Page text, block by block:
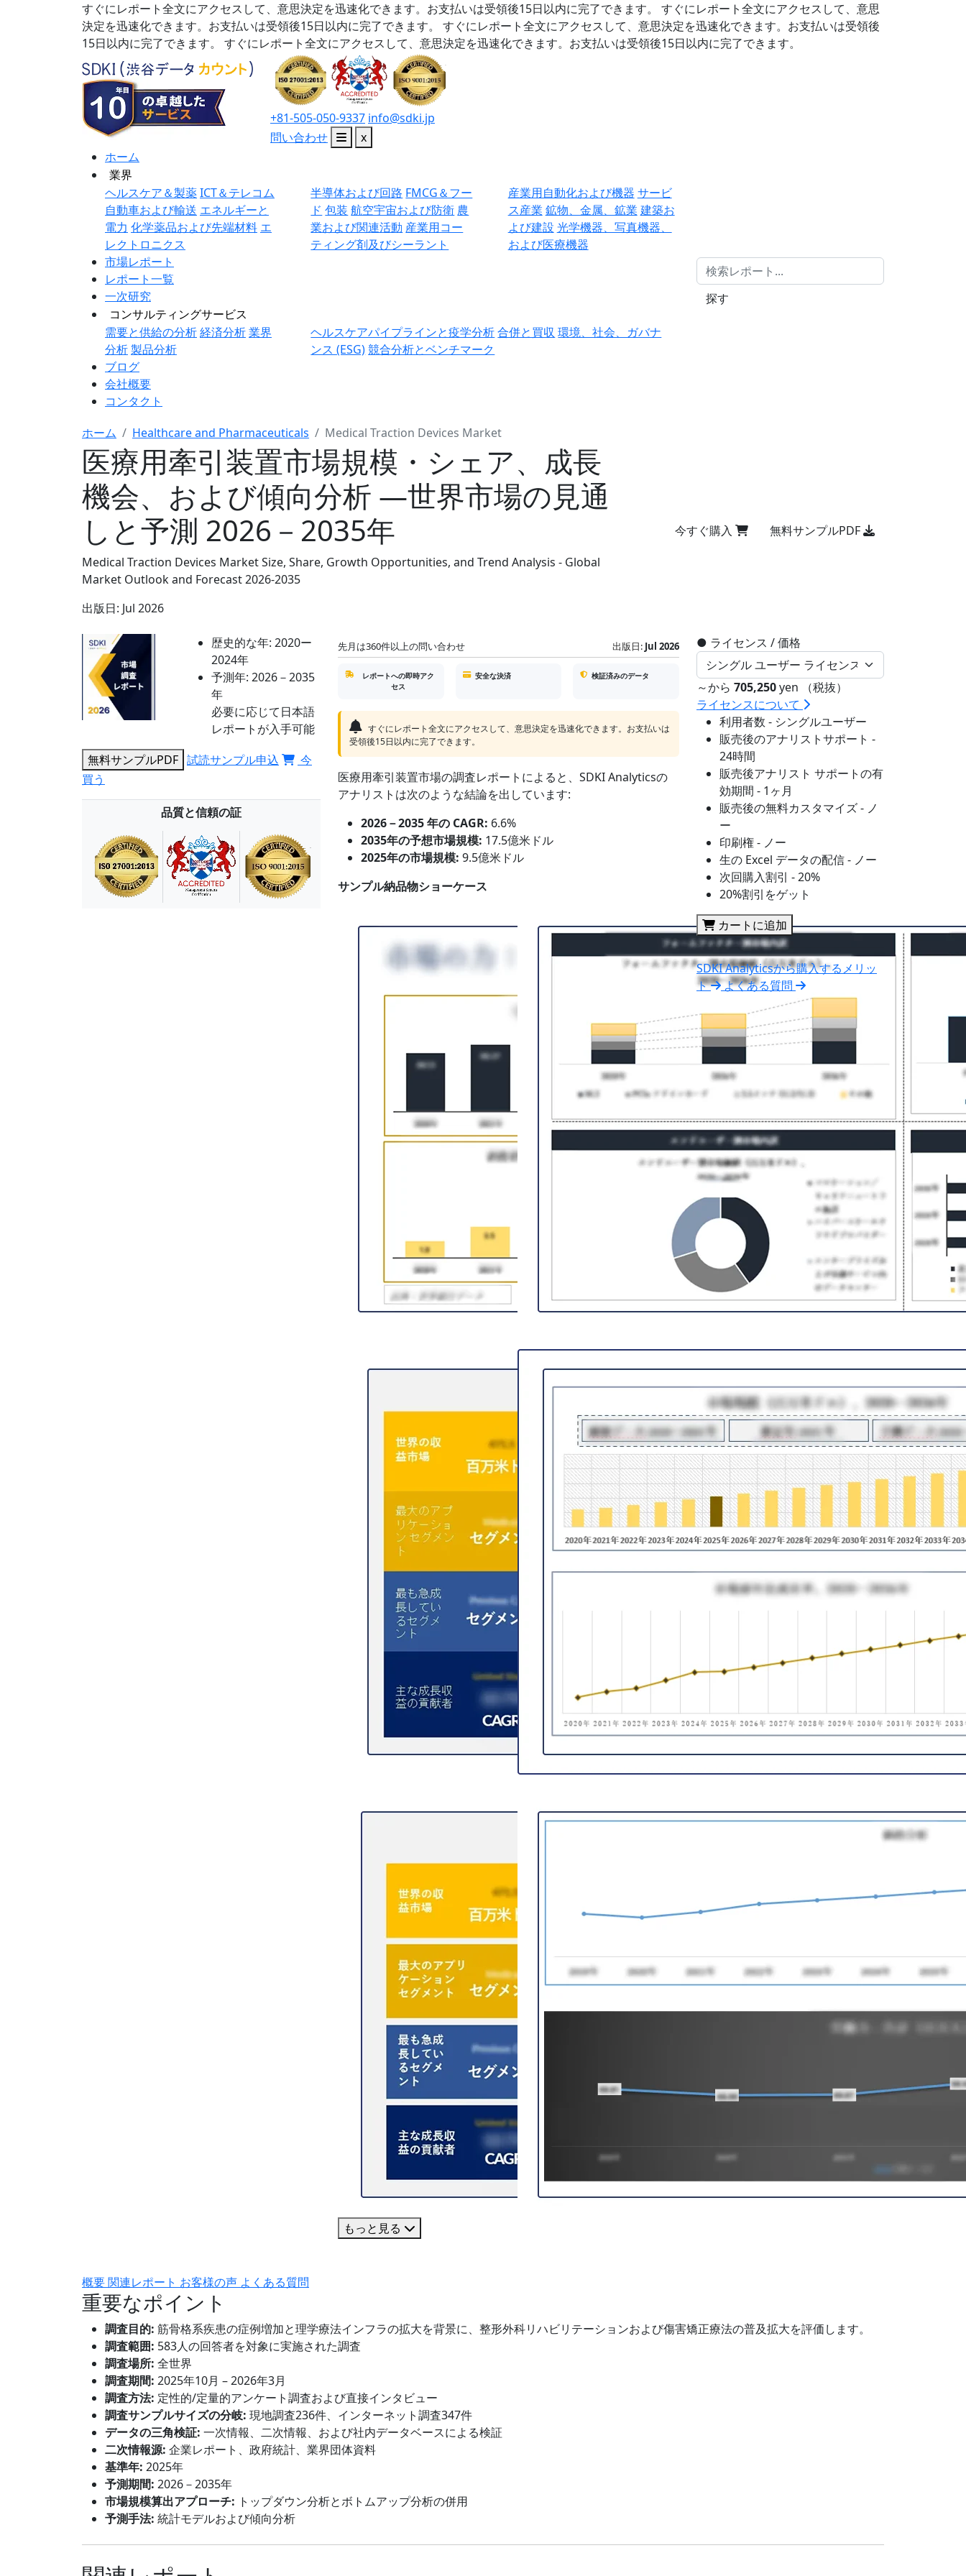
すぐにレポート全文にアクセスして、意思決定を迅速化できます。お支払いは受領後15日以内に完了できます。
すぐにレポート全文にアクセスして、意思
決定を迅速化できます。お支払いは受領後15日以内に完了できます。
すぐにレポート全文にアクセスして、意思決定を迅速化できます。お支払いは受領後
15日以内に完了できます。
すぐにレポート全文にアクセスして、意思決定を迅速化できます。お支払いは受領後15日以内に完了できます。
+81-505-050-9337 info@sdki.jp
問い合わせ
x
ホーム
業界
ヘルスケア＆製薬ICT＆テレコム
自動車および輸送 エネルギーと
電力 化学薬品および先端材料 エ
レクトロニクス
半導体および回路 FMCG＆フー
ド 包装 航空宇宙および防衛 農
業および関連活動 産業用コー
ティング剤及びシーラント
産業用自動化および機器 サービ
ス産業 鉱物、金属、鉱業 建築お
よび建設 光学機器、写真機器、
および医療機器
市場レポート
レポート一覧
一次研究
コンサルティングサービス
需要と供給の分析経済分析業界
分析製品分析
ヘルスケアパイプラインと疫学分析合併と買収 環境、社会、ガバナ
ンス (ESG)競合分析とベンチマーク
ブログ
会社概要
コンタクト
探す
ホーム Healthcare and Pharmaceuticals Medical Traction Devices Market
医療用牽引装置市場規模・シェア、成長
機会、および傾向分析 ―世界市場の見通
しと予測 2026－2035年
Medical Traction Devices Market Size, Share, Growth Opportunities, and Trend Analysis - Global
Market Outlook and Forecast 2026-2035
出版日: Jul 2026
今すぐ購入 無料サンプルPDF
歴史的な年: 2020ー
2024年
予測年: 2026－2035
年
必要に応じて日本語
レポートが入手可能
無料サンプルPDF 試読サンプル申込
今
買う
品質と信頼の証
先月は360件以上の問い合わせ 出版日: Jul 2026
レポートへの即時アク
セス
安全な決済 検証済みのデータ
すぐにレポート全文にアクセスして、意思決定を迅速化できます。お支払いは
受領後15日以内に完了できます。
医療用牽引装置市場の調査レポートによると、SDKI Analyticsの
アナリストは次のような結論を出しています:
2026－2035 年の CAGR: 6.6%
2035年の予想市場規模: 17.5億米ドル
2025年の市場規模: 9.5億米ドル
サンプル納品物ショーケース
もっと見る
● ライセンス / 価格
～から 705,250yen （税抜）
ライセンスについて
利用者数 - シングルユーザー
販売後のアナリストサポート -
24時間
販売後アナリスト サポートの有
効期間 - 1ヶ月
販売後の無料カスタマイズ - ノ
ー
印刷権 - ノー
生の Excel データの配信 - ノー
次回購入割引 - 20%
20%割引をゲット
カートに追加
SDKI Analyticsから購入するメリッ
ト
よくある質問
概要関連レポート お客様の声 よくある質問
重要なポイント
調査目的: 筋骨格系疾患の症例増加と理学療法インフラの拡大を背景に、整形外科リハビリテーションおよび傷害矯正療法の普及拡大を評価します。
調査範囲: 583人の回答者を対象に実施された調査
調査場所: 全世界
調査期間: 2025年10月 – 2026年3月
調査方法: 定性的/定量的アンケート調査および直接インタビュー
調査サンプルサイズの分岐: 現地調査236件、インターネット調査347件
データの三角検証: 一次情報、二次情報、および社内データベースによる検証
二次情報源: 企業レポート、政府統計、業界団体資料
基準年: 2025年
予測期間: 2026－2035年
市場規模算出アプローチ: トップダウン分析とボトムアップ分析の併用
予測手法: 統計モデルおよび傾向分析